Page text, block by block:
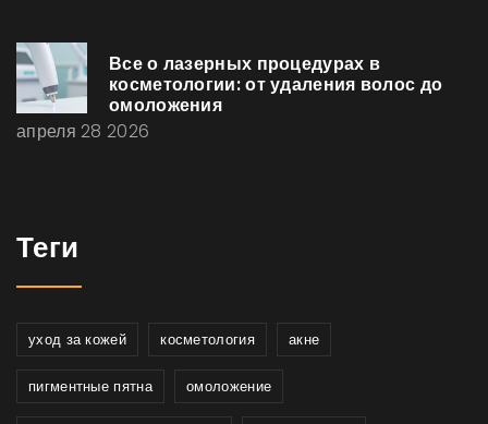
Все о лазерных процедурах в
косметологии: от удаления волос до
омоложения
апреля 28 2026
Теги
уход за кожей косметология акне
пигментные пятна омоложение